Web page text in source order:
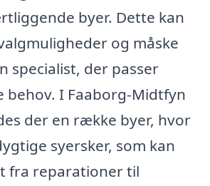
byer. Dette kan
og måske
specialist, der passer
behov. I Faaborg-Midtfyn
der en række byer, hvor
syersker, som kan
fra reparationer til